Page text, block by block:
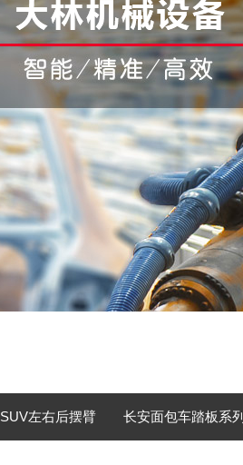
SUV左右后摆臂 长安面包车踏板系列